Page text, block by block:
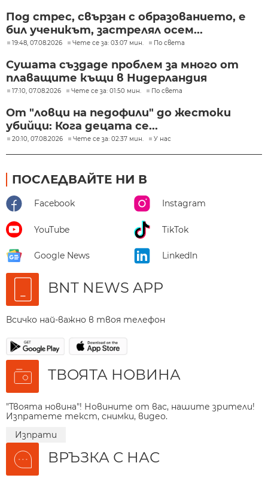
Под стрес, свързан с образованието, е
бил ученикът, застрелял осем...
19:48, 07.08.2026 Чете се за: 03:07 мин. По света
Сушата създаде проблем за много от
плаващите къщи в Нидерландия
17:10, 07.08.2026 Чете се за: 01:50 мин. По света
От "ловци на педофили" до жестоки
убийци: Кога децата се...
20:10, 07.08.2026 Чете се за: 02:37 мин. У нас
ПОСЛЕДВАЙТЕ НИ В
Facebook Instagram
YouTube TikTok
Google News LinkedIn
BNT NEWS APP
Всичко най-важно в твоя телефон
ТВОЯТА НОВИНА
"Твоята новина"! Новините от вас, нашите зрители!
Изпратете текст, снимки, видео.
Изпрати
ВРЪЗКА С НАС